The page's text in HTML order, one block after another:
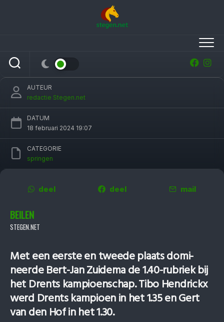
Drentse spring­titels voor Bert-Jan Zuidema
en Tibo Hendrickx
AUTEUR
redactie Stegen.net
DATUM
18 februari 2024 19:07
CATEGORIE
springen
deel deel mail
BEILEN
STEGEN.NET
Met een eerste en tweede plaats domi­
neerde Bert-Jan Zuidema de 1.40-rubriek bij
het Drents kam­pioen­schap. Tibo Hen­drickx
werd Drents kampioen in het 1.35 en Gert
van den Hof in het 1.30.